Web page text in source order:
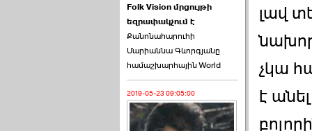
ԱԺ նախագահի
թեկնածու է ընտրվել
Ռուբեն Ռուբինյանը ›››
2026-06-23 21:28:00
Folk Vision մրցույթի
եզրափակչում է
Քանոնահարուհի
Մարիաննա Գևորգյանը
համաշխարհային World
2019-05-23 09:05:00
լավ
չկա
է